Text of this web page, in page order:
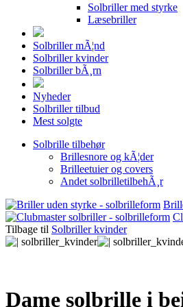
Solbriller med styrke
Læsebriller
Solbriller mÃ¦nd
Solbriller kvinder
Solbriller bÃ¸rn
Nyheder
Solbriller tilbud
Mest solgte
Solbrille tilbehør
Brillesnore og kÃ¦der
Brilleetuier og covers
Andet solbrilletilbehÃ¸r
Tilbage til Solbriller kvinder
Dame solbrille i